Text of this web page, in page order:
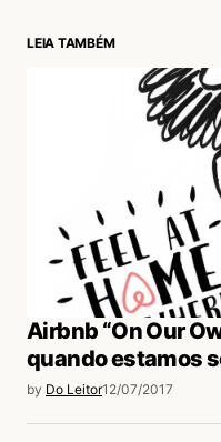
LEIA TAMBÉM
Airbnb “On Our
quando estamos
by Do Leitor12/07/2017